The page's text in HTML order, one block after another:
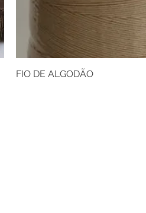
FIO DE ALGODÃO